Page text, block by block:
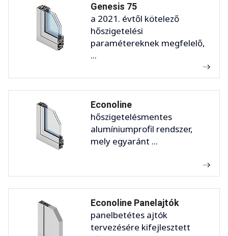
Genesis 75
a 2021. évtől kötelező
hőszigetelési
paramétereknek megfelelő,
...
Econoline
hőszigetelésmentes
alumíniumprofil rendszer,
mely egyaránt ...
Econoline Panelajtók
panelbetétes ajtók
tervezésére kifejlesztett